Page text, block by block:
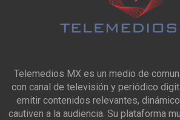
Telemedios MX es un medio de
con canal de televisión y periódico
emitir contenidos relevantes,
cautiven a la audiencia. Su plataforma